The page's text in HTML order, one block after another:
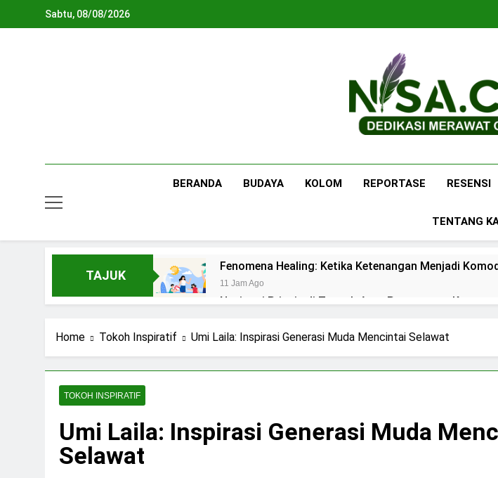
Sabtu, 08/08/2026
Nisa.co.id
BERANDA BUDAYA KOLOM REPORTASE RESENSI
TENTANG
TAJUK
Fenomena Healing: Ketika Ketenangan Menjadi
11 Jam Ago
Navigasi Prinsip di Tengah Arus Pertemanan Kampus
Ning Jazil dan Inspirasi Perempuan Mandiri
Stigma Skincare Laki-laki Skincare
7 Hari Ago
Home Tokoh Inspiratif Umi Laila: Inspirasi Generasi Muda Mencintai Selawat
TOKOH INSPIRATIF
Umi Laila: Inspirasi Generasi Muda
Selawat